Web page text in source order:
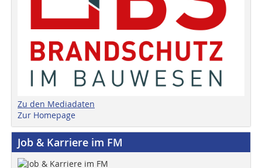
Zu den Mediadaten
Zur Homepage
Job & Karriere im FM